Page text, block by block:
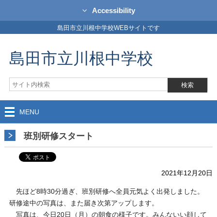
Accessibility
島田市立川根中学校WEBサイトです
島田市立川根中学校
MENU
班別研修スタート
2021年12月20日
先ほど8時30分過ぎ、班別研修へ全員元気よく出発しました。
研修途中の写真は、また届き次第アップします。
写真は、今日20日（月）の朝食の様子です。みんないい顔して